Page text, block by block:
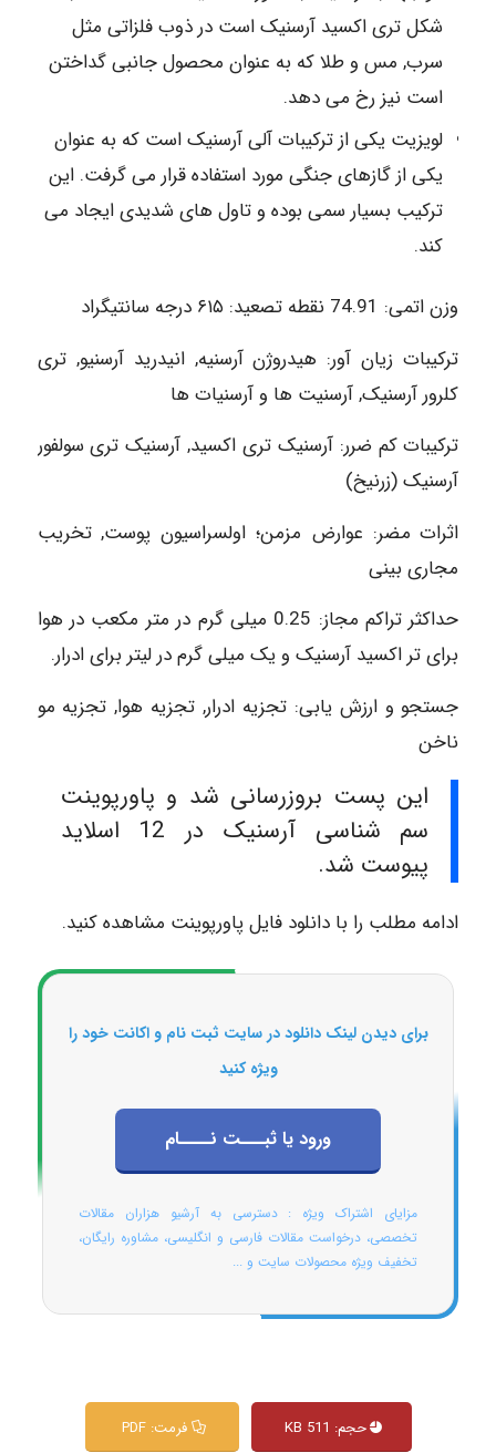
شکل تری اکسید آرسنیک است در ذوب فلزاتی مثل
سرب, مس و طلا که به عنوان محصول جانبی گداختن
است نیز رخ می دهد.
لویزیت یکی از ترکیبات آلی آرسنیک است که به عنوان
یکی از گازهای جنگی مورد استفاده قرار می گرفت. این
ترکیب بسیار سمی بوده و تاول های شدیدی ایجاد می
کند.
وزن اتمی: 74.91 نقطه تصعید: ۶١۵ درجه سانتیگراد
ترکیبات زیان آور: هیدروژن آرسنیه, انیدرید آرسنیو, تری
کلرور آرسنیک, آرسنیت ها و آرسنیات ها
ترکیبات کم ضرر: آرسنیک تری اکسید, آرسنیک تری سولفور
آرسنیک (زرنیخ)
اثرات مضر: عوارض مزمن؛ اولسراسیون پوست, تخریب
مجاری بینی
حداکثر تراکم مجاز: 0.25 میلی گرم در متر مکعب در هوا
برای تر اکسید آرسنیک و یک میلی گرم در لیتر برای ادرار.
جستجو و ارزش یابی: تجزیه ادرار, تجزیه هوا, تجزیه مو
ناخن
این پست بروزرسانی شد و پاورپوینت
سم شناسی آرسنیک در 12 اسلاید
پیوست شد.
ادامه مطلب را با دانلود فایل پاورپوینت مشاهده کنید.
برای دیدن لینک دانلود در سایت ثبت نام و اکانت خود را
ویژه کنید
ورود یا ثبـــت نــــام
مزایای اشتراک ویژه : دسترسی به آرشیو هزاران مقالات
تخصصی، درخواست مقالات فارسی و انگلیسی، مشاوره رایگان،
تخفیف ویژه محصولات سایت و ...
حجم: 511 KB فرمت: PDF